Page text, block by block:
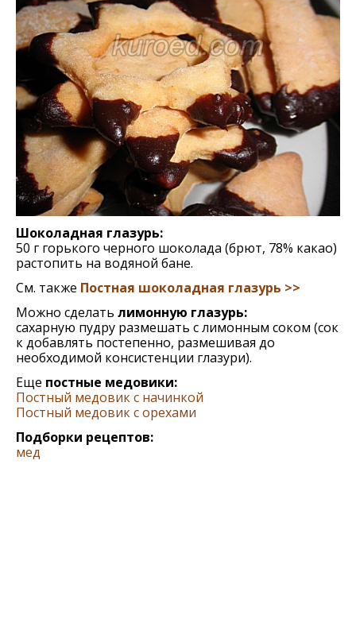
Шоколадная глазурь:
50 г горького черного шоколада (брют, 78% какао)
растопить на водяной бане.
См. также Постная шоколадная глазурь >>
Можно сделать лимонную глазурь:
сахарную пудру размешать с лимонным соком (сок
к добавлять постепенно, размешивая до
необходимой консистенции глазури).
Еще постные медовики:
Постный медовик с начинкой
Постный медовик с орехами
Подборки рецептов:
мед